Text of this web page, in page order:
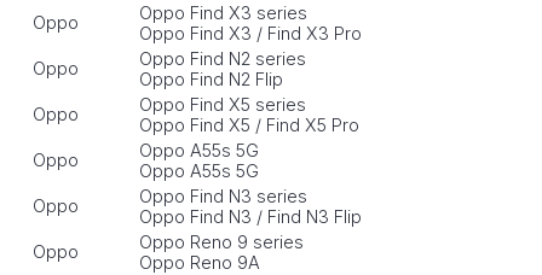
Oppo
Oppo Find X3 series
Oppo Find X3 / Find X3 Pro
Oppo
Oppo Find N2 series
Oppo Find N2 Flip
Oppo
Oppo Find X5 series
Oppo Find X5 / Find X5 Pro
Oppo
Oppo A55s 5G
Oppo A55s 5G
Oppo
Oppo Find N3 series
Oppo Find N3 / Find N3 Flip
Oppo
Oppo Reno 9 series
Oppo Reno 9A